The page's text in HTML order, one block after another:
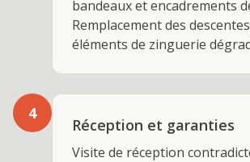
bandeaux et encadrements
Remplacement des
éléments de zinguerie
4
Réception et garanties
Visite de réception